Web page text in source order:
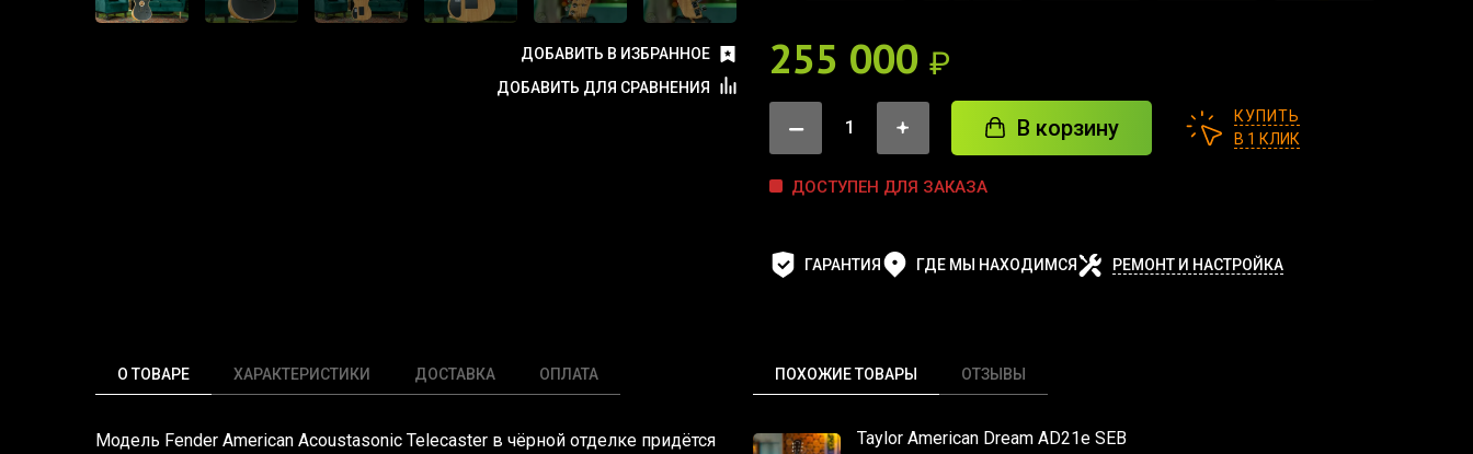
ДОБАВИТЬ В ИЗБРАННОЕ
ДОБАВИТЬ ДЛЯ СРАВНЕНИЯ
255 000 ₽
В корзину
КУПИТЬ
В 1 КЛИК
ДОСТУПЕН ДЛЯ ЗАКАЗА
ГАРАНТИЯ ГДЕ МЫ НАХОДИМСЯ РЕМОНТ И НАСТРОЙКА
О ТОВАРЕ ХАРАКТЕРИСТИКИ ДОСТАВКА ОПЛАТА
Модель Fender American Acoustasonic Telecaster в чёрной отделке придётся
ПОХОЖИЕ ТОВАРЫ ОТЗЫВЫ
Taylor American Dream AD21e SEB